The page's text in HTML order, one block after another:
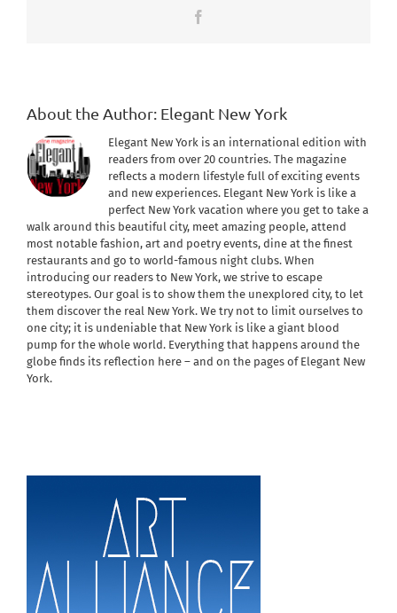
About the Author: Elegant New York
Elegant New York is an international edition with
readers from over 20 countries. The magazine
reflects a modern lifestyle full of exciting events
and new experiences. Elegant New York is like a
perfect New York vacation where you get to take a
walk around this beautiful city, meet amazing people, attend
most notable fashion, art and poetry events, dine at the finest
restaurants and go to world-famous night clubs. When
introducing our readers to New York, we strive to escape
stereotypes. Our goal is to show them the unexplored city, to let
them discover the real New York. We try not to limit ourselves to
one city; it is undeniable that New York is like a giant blood
pump for the whole world. Everything that happens around the
globe finds its reflection here – and on the pages of Elegant New
York.